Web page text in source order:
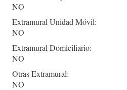
NO
Extramural Unidad Móvil:
NO
Extramural Domiciliario:
NO
Otras Extramural:
NO